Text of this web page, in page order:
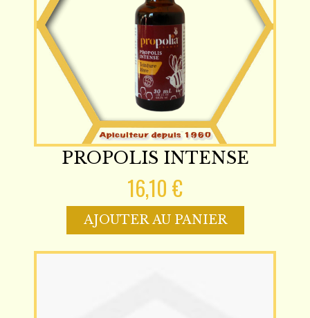
PROPOLIS INTENSE
16,10 €
AJOUTER AU PANIER